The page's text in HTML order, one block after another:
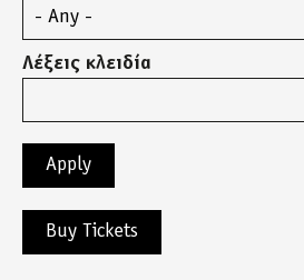
Λέξεις κλειδία
Buy Tickets